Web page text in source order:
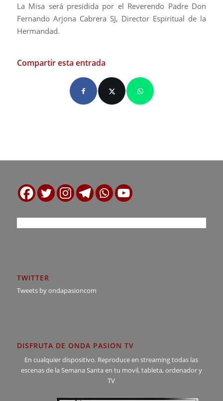
La Misa será presidida por el Reverendo Padre Don
Fernando Arjona Cabrera SJ, Director Espiritual de la
Hermandad.
Compartir esta entrada
TWITTER
Tweets by ondapasioncom
DISFRUTA DE ONDA PASION TV
En cualquier dispositivo. Reproduce en streaming todas las
escenas de la Semana Santa en tu movil, tableta, ordenador y
TV